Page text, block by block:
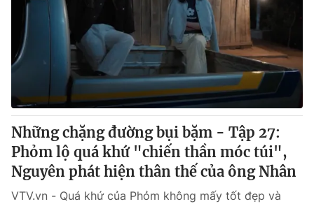
Những chặng đường bụi bặm - Tập 27:
Phỏm lộ quá khứ "chiến thần móc túi",
Nguyên phát hiện thân thế của ông Nhân
VTV.vn - Quá khứ của Phỏm không mấy tốt đẹp và